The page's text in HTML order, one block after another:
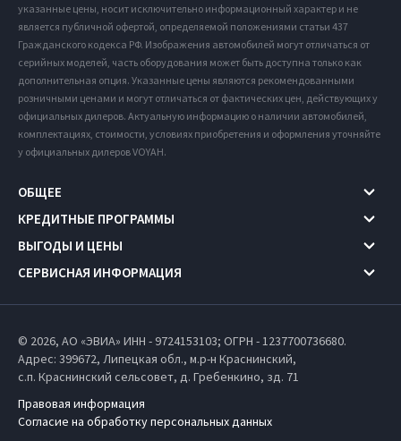
указанные цены, носит исключительно информационный характер и не
является публичной офертой, определяемой положениями статьи 437
Гражданского кодекса РФ. Изображения автомобилей могут отличаться от
серийных моделей, часть оборудования может быть доступна только как
дополнительная опция. Указанные цены являются рекомендованными
розничными ценами и могут отличаться от фактических цен, действующих у
официальных дилеров. Актуальную информацию о наличии автомобилей,
комплектациях, стоимости, условиях приобретения и оформления уточняйте
у официальных дилеров VOYAH.
ОБЩЕЕ
КРЕДИТНЫЕ ПРОГРАММЫ
ВЫГОДЫ И ЦЕНЫ
СЕРВИСНАЯ ИНФОРМАЦИЯ
© 2026, АО «ЭВИА» ИНН - 9724153103; ОГРН - 1237700736680.
Адрес: 399672, Липецкая обл., м.р-н Краснинский,
с.п. Краснинский сельсовет, д. Гребенкино, зд. 71
Правовая информация
Согласие на обработку персональных данных